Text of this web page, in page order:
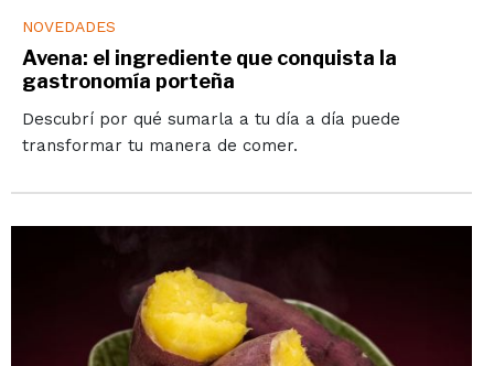
NOVEDADES
Avena: el ingrediente que conquista la
gastronomía porteña
Descubrí por qué sumarla a tu día a día puede
transformar tu manera de comer.